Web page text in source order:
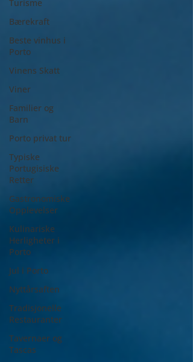
Turisme
Bærekraft
Beste vinhus i
Porto
Vinens Skatt
Viner
Familier og
Barn
Porto privat tur
Typiske
Portugisiske
Retter
Gastronomiske
Opplevelser
Kulinariske
Herligheter i
Porto
Jul i Porto
Nyttårsaften
Tradisjonelle
Restauranter
Tavernaer og
Tascas